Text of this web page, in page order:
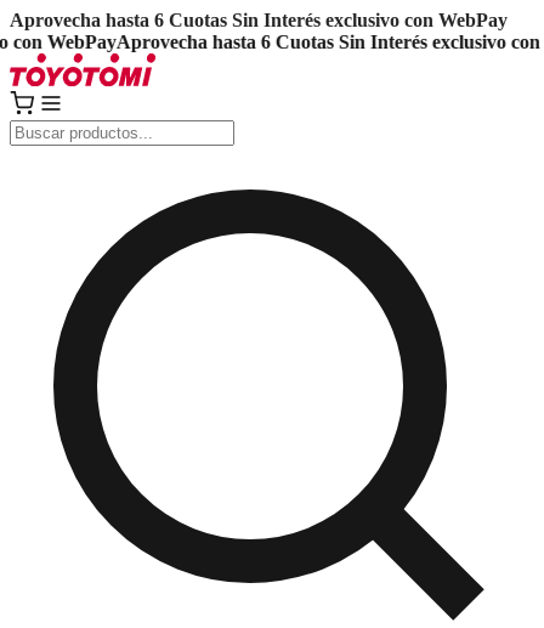
Aprovecha hasta 6 Cuotas Sin Interés exclusivo con WebPay
WebPayAprovecha hasta 6 Cuotas Sin Interés exclusivo con